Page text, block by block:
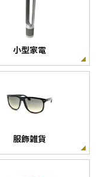
小型家電
服飾雑貨